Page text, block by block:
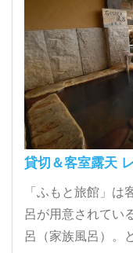
貸切＆客室露天
「ふもと旅館」
呂が用意されてい
呂（家族風呂）。